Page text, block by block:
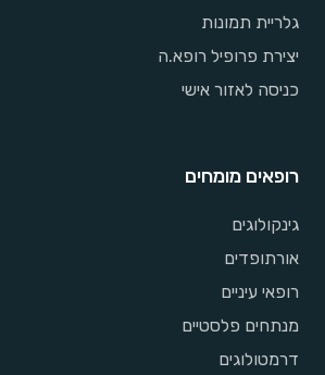
גלריית תמונות
יצירת פרופיל רופא.ה
כניסה לאזור אישי
רופאים מומחים
גינקולוגים
אורתופדים
רופאי עיניים
מנתחים פלסטיים
דרמטולוגים